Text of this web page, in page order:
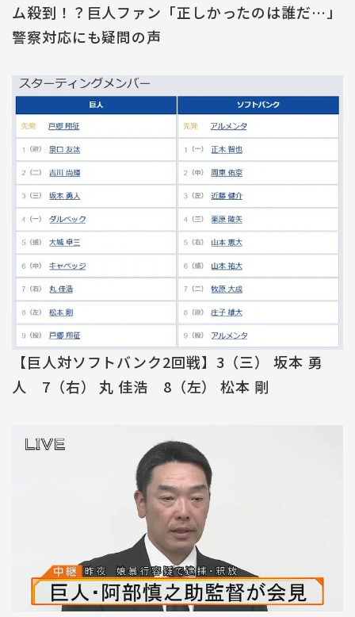
ム殺到！？巨人ファン「正しかったのは誰だ…」
警察対応にも疑問の声
【巨人対ソフトバンク2回戦】3（三） 坂本 勇
人 7（右） 丸 佳浩 8（左） 松本 剛